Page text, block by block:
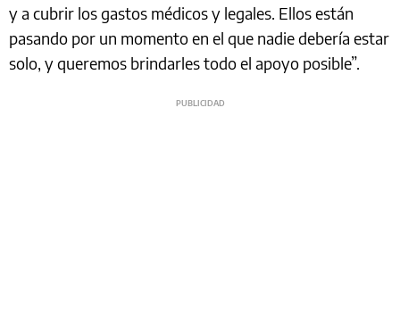
y a cubrir los gastos médicos y legales. Ellos están
pasando por un momento en el que nadie debería estar
solo, y queremos brindarles todo el apoyo posible”.